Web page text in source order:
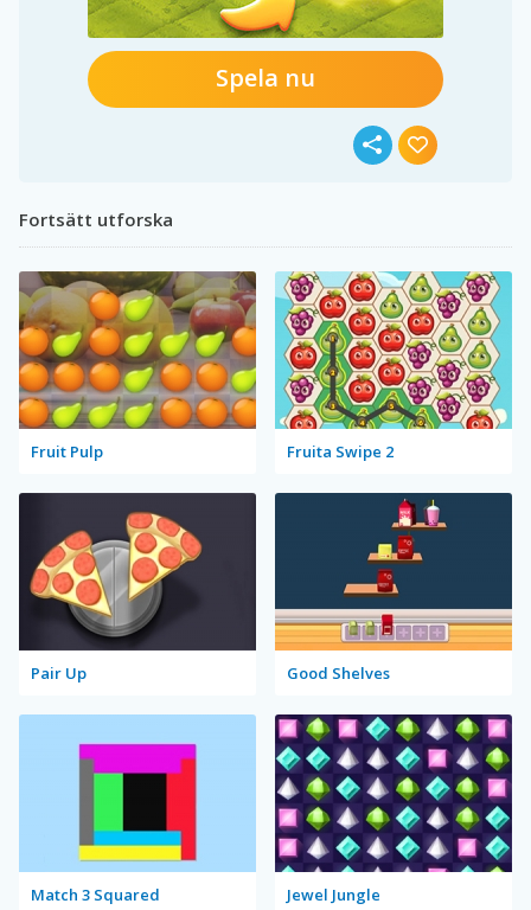
Spela nu
Fortsätt utforska
Fruit Pulp Fruita Swipe 2
Pair Up Good Shelves
Match 3 Squared Jewel Jungle